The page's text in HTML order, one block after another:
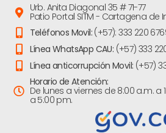
Urb. Anita Diagonal 35 # 71-77
Patio Portal SITM - Cartagena de
Teléfonos Movil: (+57): 333 220
Línea WhatsApp CAU: (+57) 333
Línea anticorrupción Movil: (+57)
Horario de Atención:
De lunes a viernes de 8:00 a.m. a
a 5:00 pm.